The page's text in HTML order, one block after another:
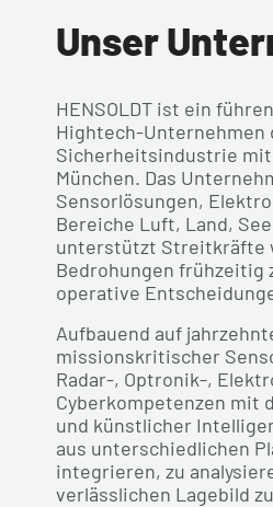
Unser
HENSOLDT ist ein
Hightech-Unternehmen
Sicherheitsindustrie
München. Das
Sensorlösungen,
Bereiche Luft, Land,
unterstützt Streitkräfte
Bedrohungen frühzeitig
operative
Aufbauend auf
missionskritischer
Radar-, Optronik-,
Cyberkompetenzen mit
und künstlicher
aus unterschiedlichen
integrieren, zu
verlässlichen Lagebild